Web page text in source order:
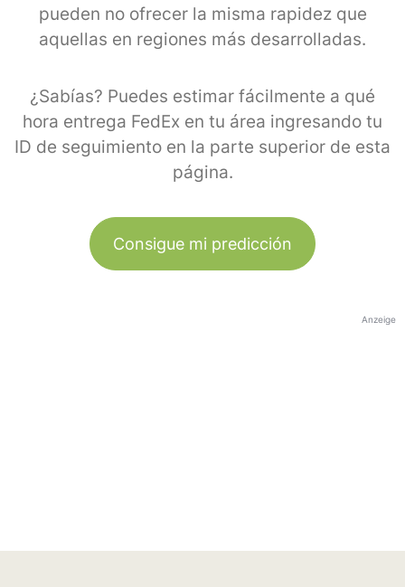
pueden no ofrecer la misma rapidez que
aquellas en regiones más desarrolladas.
¿Sabías? Puedes estimar fácilmente a qué
hora entrega FedEx en tu área ingresando tu
ID de seguimiento en la parte superior de esta
página.
Consigue mi predicción
Anzeige